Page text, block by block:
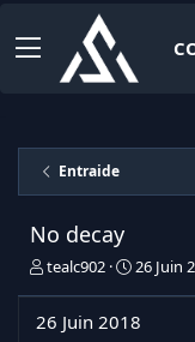
Entraide
No decay
I
t
tealc902
D
e
26 Juin
26 Juin 2018